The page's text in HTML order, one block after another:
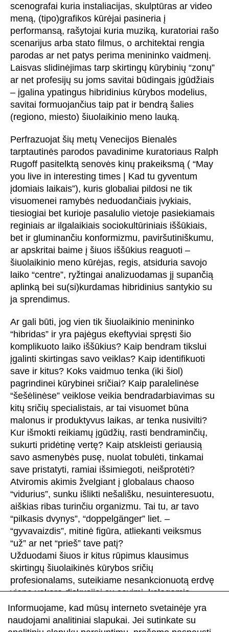
scenografai kuria instaliacijas, skulptūras ar video
meną, (tipo)grafikos kūrėjai pasineria į
performansą, rašytojai kuria muziką, kuratoriai rašo
scenarijus arba stato filmus, o architektai rengia
parodas ar net patys perima menininko vaidmenį.
Laisvas slidinėjimas tarp skirtingų kūrybinių “zonų”
ar net profesijų su joms savitai būdingais įgūdžiais
– įgalina ypatingus hibridinius kūrybos modelius,
savitai formuojančius taip pat ir bendrą šalies
(regiono, miesto) šiuolaikinio meno lauką.
Perfrazuojat šių metų Venecijos Bienalės
tarptautinės parodos pavadinime kuratoriaus Ralph
Rugoff pasitelktą senovės kinų prakeiksmą ( “May
you live in interesting times | Kad tu gyventum
įdomiais laikais”), kuris globaliai pildosi ne tik
visuomenei ramybės neduodančiais įvykiais,
tiesiogiai bet kurioje pasalulio vietoje pasiekiamais
reginiais ar ilgalaikiais sociokultūriniais iššūkiais,
bet ir gluminančiu konformizmu, paviršutiniškumu,
ar apskritai baime į šiuos iššūkius reaguoti –
šiuolaikinio meno kūrėjas, regis, atsiduria savojo
laiko “centre”, ryžtingai analizuodamas jį supančią
aplinką bei su(si)kurdamas hibridinius santykio su
ja sprendimus.
Ar gali būti, jog vien tik šiuolaikinio menininko
“hibridas” ir yra pajėgus ekeftyviai spręsti šio
komplikuoto laiko iššūkius? Kaip bendram tikslui
įgalinti skirtingas savo veiklas? Kaip identifikuoti
save ir kitus? Koks vaidmuo tenka (iki šiol)
pagrindinei kūrybinei sričiai? Kaip paralelinėse
“šešėlinėse” veiklose veikia bendradarbiavimas su
kitų sričių specialistais, ar tai visuomet būna
malonus ir produktyvus laikas, ar tenka nusivilti?
Kur išmokti reikiamų įgūdžių, rasti bendraminčių,
sukurti pridėtinę vertę? Kaip atskleisti geriausią
savo asmenybės pusę, nuolat tobulėti, tinkamai
save pristatyti, ramiai išsimiegoti, neišprotėti?
Atviromis akimis žvelgiant į globalaus chaoso
“vidurius”, sunku išlikti nešališku, nesuinteresuotu,
aiškias ribas turinčiu organizmu. Tai tu, ar tavo
“pilkasis dvynys”, “doppelgänger” liet. –
“gyvavaizdis”, mitinė figūra, atliekanti veiksmus
“už” ar net “prieš” tave patį?
Užduodami šiuos ir kitus rūpimus klausimus
skirtingų šiuolaikinės kūrybos sričių
profesionalams, suteikiame nesankcionuotą erdvę
vieno vakaro diskusijai su savimi, kolegomis
menininkais bei auditorija. Intelektinių “Editorial”
sesijų metu, pasyvų kūrybinį “pamišimą” keičia
bendraminčių susitikimas, kuriame “nepažįstamųjų”
Informuojame, kad mūsų interneto svetainėje yra
naudojami analitiniai slapukai. Jei sutinkate su